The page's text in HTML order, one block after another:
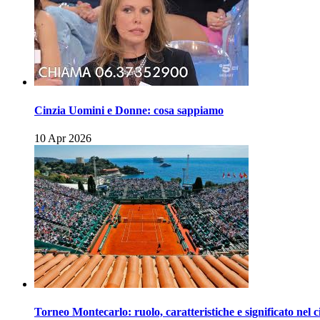
Cinzia Uomini e Donne: cosa sappiamo
10 Apr 2026
Torneo Montecarlo: ruolo, caratteristiche e significato nel